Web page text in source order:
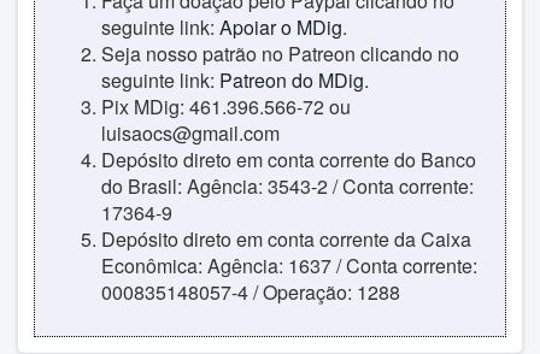
seguinte link: Apoiar o MDig.
Seja nosso patrão no Patreon clicando no
seguinte link: Patreon do MDig.
Pix MDig: 461.396.566-72 ou
luisaocs@gmail.com
Depósito direto em conta corrente do Banco
do Brasil: Agência: 3543-2 / Conta corrente:
17364-9
Depósito direto em conta corrente da Caixa
Econômica: Agência: 1637 / Conta corrente:
000835148057-4 / Operação: 1288